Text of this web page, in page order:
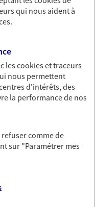
vous
Bâtissez-vous
dirigeant
votre retraite.
votre niveau
qui nous aident à
lescookies et traceurs
nous permettent
d'intérêts, des
la performance de nos
refuser comme de
sur "Paramétrer mes